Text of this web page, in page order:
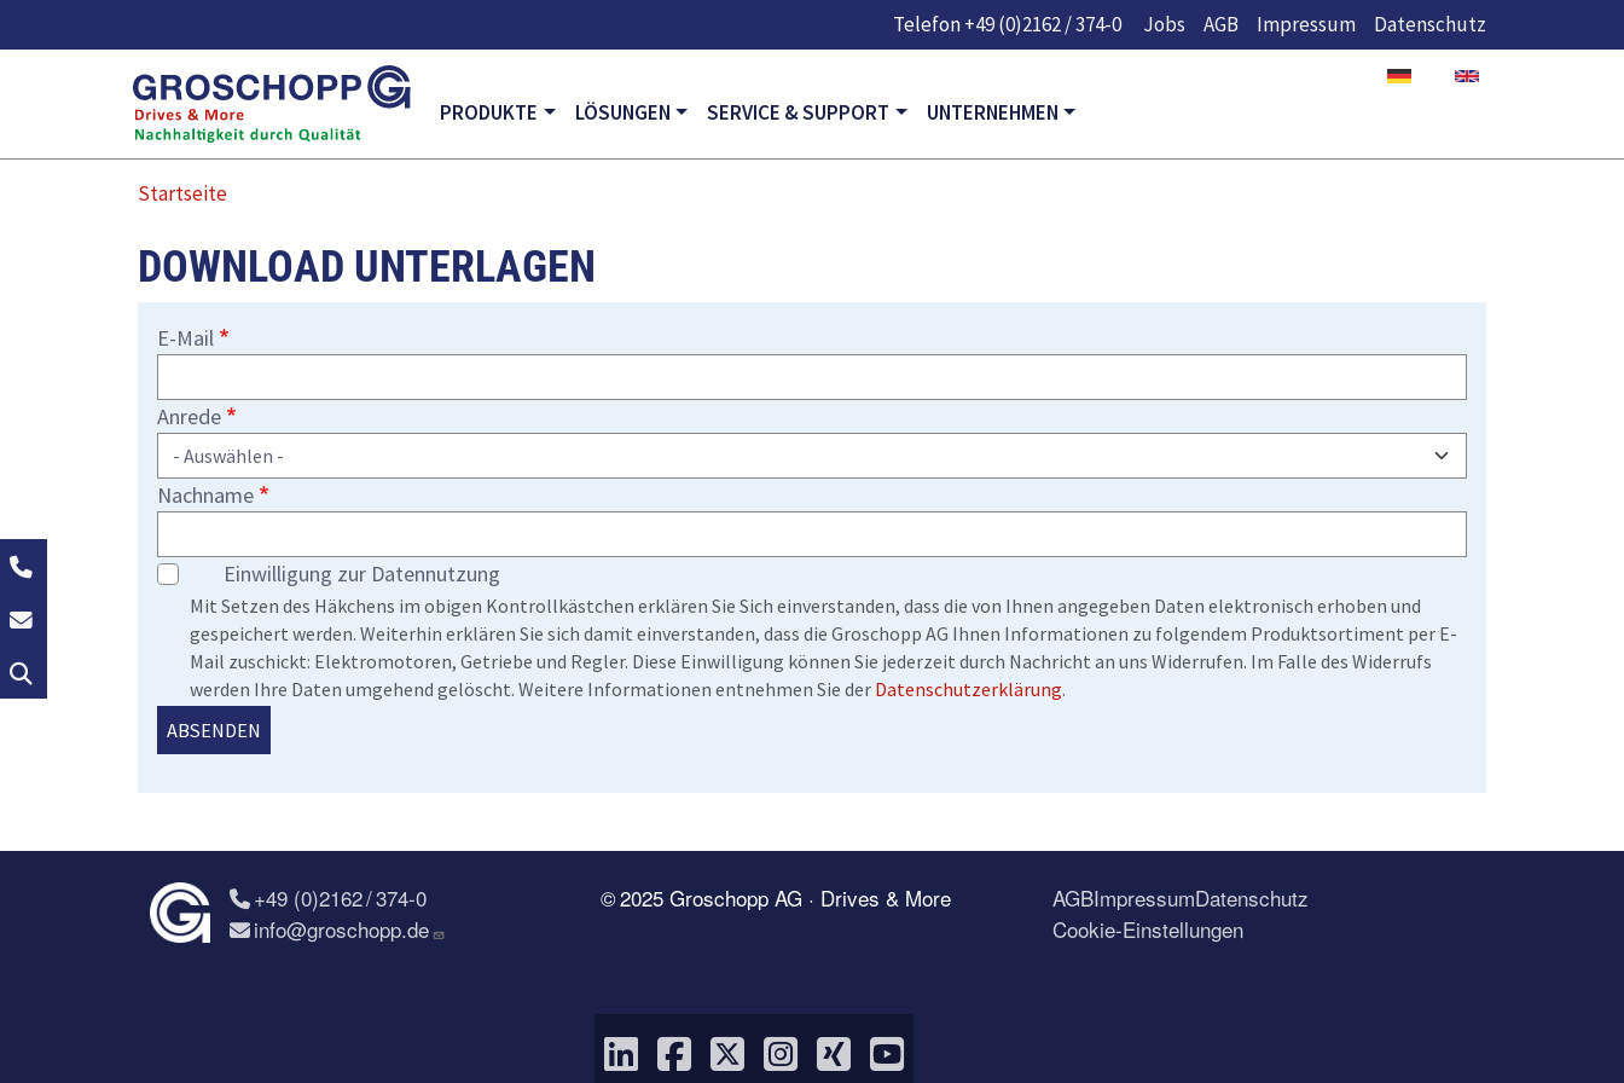
Direkt zum Inhalt
Telefon+49 (0)2162 / 374-0 Jobs AGB Impressum Datenschutz
MAIN NAVIGATION
PRODUKTE LÖSUNGEN SERVICE & SUPPORT UNTERNEHMEN
Startseite
DOWNLOAD UNTERLAGEN
E-Mail
Anrede
Nachname
Einwilligung zur Datennutzung
Mit Setzen des Häkchens im obigen Kontrollkästchen erklären Sie Sich einverstanden, dass die von Ihnen angegeben Daten elektronisch erhoben und
gespeichert werden. Weiterhin erklären Sie sich damit einverstanden, dass die Groschopp AG Ihnen Informationen zu folgendem Produktsortiment per E-
Mail zuschickt: Elektromotoren, Getriebe und Regler. Diese Einwilligung können Sie jederzeit durch Nachricht an uns Widerrufen. Im Falle des Widerrufs
werden Ihre Daten umgehend gelöscht. Weitere Informationen entnehmen Sie der Datenschutzerklärung.
+49 (0)2162 / 374-0
info@groschopp.de
© 2025 Groschopp AG · Drives & More AGBImpressumDatenschutz
Cookie-Einstellungen
+49 (0)2162 / 374-0
info@groschopp.de
Suche